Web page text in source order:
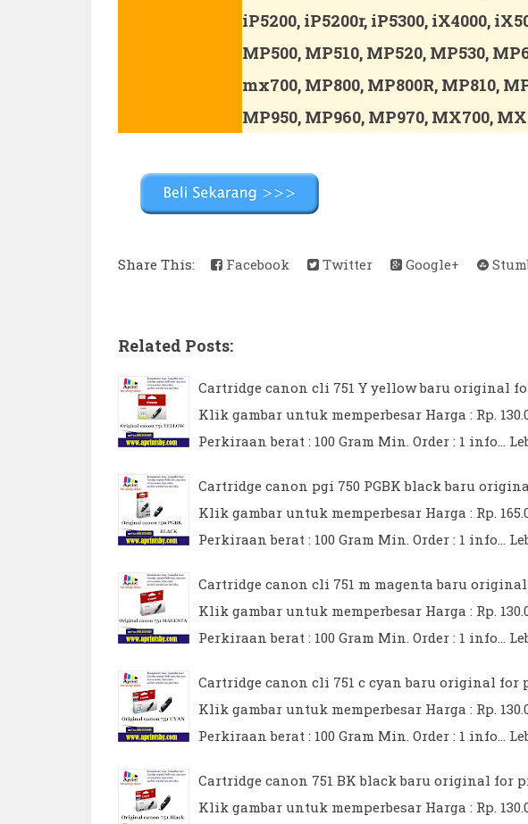
iP5200, iP5200r, iP5300, iX4000,
MP500, MP510, MP520, MP530,
mx700, MP800, MP800R, MP810,
MP950, MP960, MP970, MX700,
Share This: Facebook Twitter Google+
Related Posts:
Cartridge canon cli 751 Y yellow baru original
Klik gambar untuk memperbesar Harga : Rp.
Perkiraan berat : 100 Gram Min. Order : 1 info…
Cartridge canon pgi 750 PGBK black baru
Klik gambar untuk memperbesar Harga : Rp.
Perkiraan berat : 100 Gram Min. Order : 1 info…
Cartridge canon cli 751 m magenta baru
Klik gambar untuk memperbesar Harga : Rp.
Perkiraan berat : 100 Gram Min. Order : 1 info…
Cartridge canon cli 751 c cyan baru original
Klik gambar untuk memperbesar Harga : Rp.
Perkiraan berat : 100 Gram Min. Order : 1 info…
Cartridge canon 751 BK black baru original for
Klik gambar untuk memperbesar Harga : Rp.